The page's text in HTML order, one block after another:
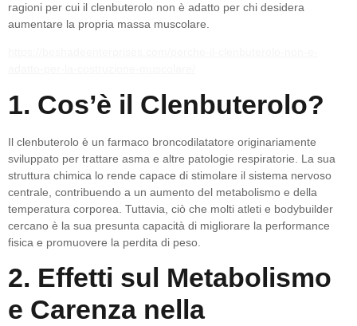
ragioni per cui il clenbuterolo non è adatto per chi desidera
aumentare la propria massa muscolare.
1. Cos’è il Clenbuterolo?
Il clenbuterolo è un farmaco broncodilatatore originariamente
sviluppato per trattare asma e altre patologie respiratorie. La sua
struttura chimica lo rende capace di stimolare il sistema nervoso
centrale, contribuendo a un aumento del metabolismo e della
temperatura corporea. Tuttavia, ciò che molti atleti e bodybuilder
cercano è la sua presunta capacità di migliorare la performance
fisica e promuovere la perdita di peso.
2. Effetti sul Metabolismo
e Carenza nella